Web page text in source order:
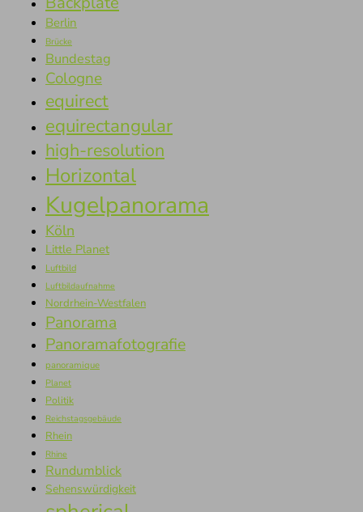
Berlin
Brücke
Bundestag
Cologne
equirect
equirectangular
high-resolution
Horizontal
Kugelpanorama
Köln
Little Planet
Luftbild
Luftbildaufnahme
Nordrhein-Westfalen
Panorama
Panoramafotografie
panoramique
Planet
Politik
Reichstagsgebäude
Rhein
Rhine
Rundumblick
Sehenswürdigkeit